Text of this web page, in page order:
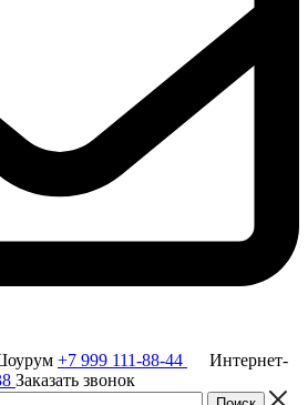
+7 999 111-88-44
Интернет-
Заказать звонок